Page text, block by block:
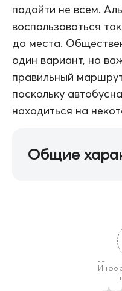
подойти не всем.
воспользоваться
до места.
один вариант, но
правильный
поскольку
находиться на
Общие